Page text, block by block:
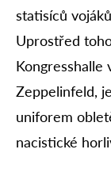
statisíců
Uprostřed
Kongresshalle
Zeppelinfeld,
uniforem
nacistické